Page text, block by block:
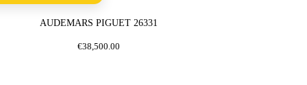
AUDEMARS PIGUET 26331
€38,500 00